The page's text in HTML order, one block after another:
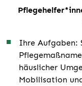
Ihre Aufgaben:
häuslicher
Mobilisation